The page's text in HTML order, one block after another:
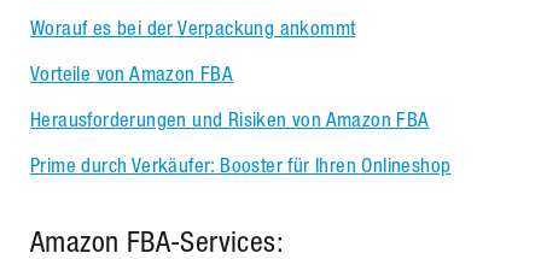
Worauf es bei der Verpackung ankommt
Vorteile von Amazon FBA
Herausforderungen und Risiken von Amazon FBA
Prime durch Verkäufer: Booster für Ihren Onlineshop
Amazon FBA-Services: